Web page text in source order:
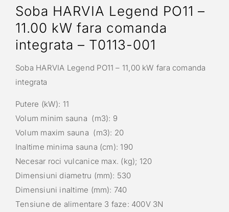
Soba HARVIA Legend PO11 –
11.00 kW fara comanda
integrata – T0113-001
Soba HARVIA Legend PO11 – 11,00 kW fara comanda
integrata
Putere (kW): 11
Volum minim sauna (m3): 9
Volum maxim sauna (m3): 20
Inaltime minima sauna (cm): 190
Necesar roci vulcanice max. (kg); 120
Dimensiuni diametru (mm): 530
Dimensiuni inaltime (mm): 740
Tensiune de alimentare 3 faze: 400V 3N